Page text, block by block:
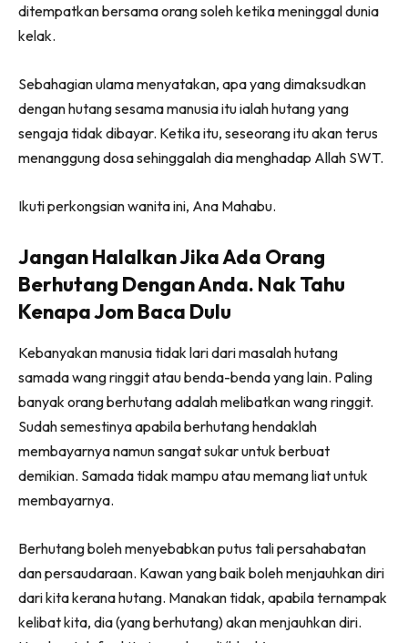
ditempatkan bersama orang soleh ketika meninggal dunia
kelak.
Sebahagian ulama menyatakan, apa yang dimaksudkan
dengan hutang sesama manusia itu ialah hutang yang
sengaja tidak dibayar. Ketika itu, seseorang itu akan terus
menanggung dosa sehinggalah dia menghadap Allah SWT.
Ikuti perkongsian wanita ini, Ana Mahabu.
Jangan Halalkan Jika Ada Orang
Berhutang Dengan Anda. Nak Tahu
Kenapa Jom Baca Dulu
Kebanyakan manusia tidak lari dari masalah hutang
samada wang ringgit atau benda-benda yang lain. Paling
banyak orang berhutang adalah melibatkan wang ringgit.
Sudah semestinya apabila berhutang hendaklah
membayarnya namun sangat sukar untuk berbuat
demikian. Samada tidak mampu atau memang liat untuk
membayarnya.
Berhutang boleh menyebabkan putus tali persahabatan
dan persaudaraan. Kawan yang baik boleh menjauhkan diri
dari kita kerana hutang. Manakan tidak, apabila ternampak
kelibat kita, dia (yang berhutang) akan menjauhkan diri.